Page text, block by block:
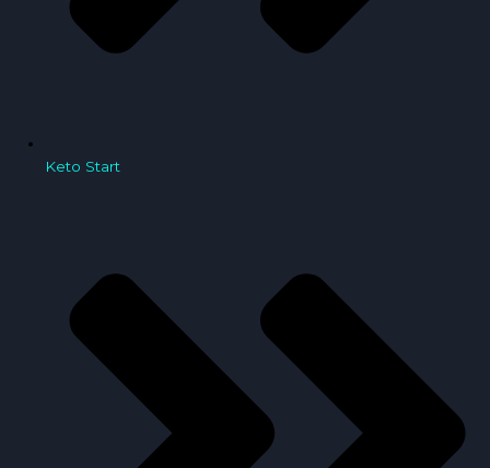
Keto Start